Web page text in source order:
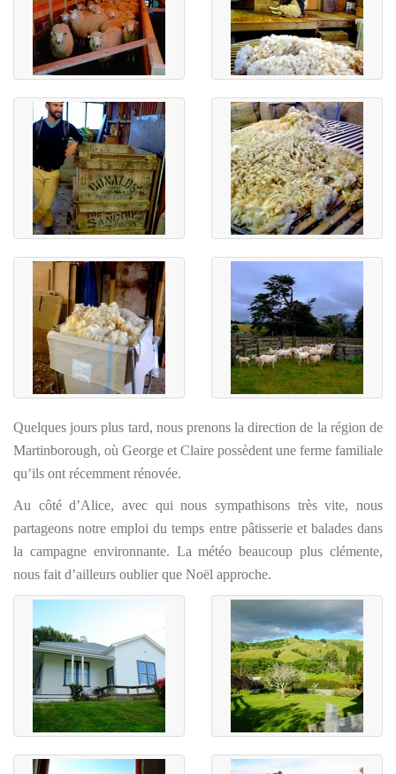
Quelques jours plus tard, nous prenons la direction de la région de
Martinborough, où George et Claire possèdent une ferme familiale
qu’ils ont récemment rénovée.
Au côté d’Alice, avec qui nous sympathisons très vite, nous
partageons notre emploi du temps entre pâtisserie et balades dans
la campagne environnante. La météo beaucoup plus clémente,
nous fait d’ailleurs oublier que Noël approche.